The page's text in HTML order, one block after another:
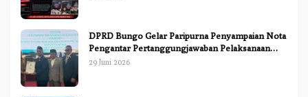
DPRD Bungo Gelar Paripurna Penyampaian Nota
Pengantar Pertanggungjawaban Pelaksanaan
APBD 2025
29 Juni 2026